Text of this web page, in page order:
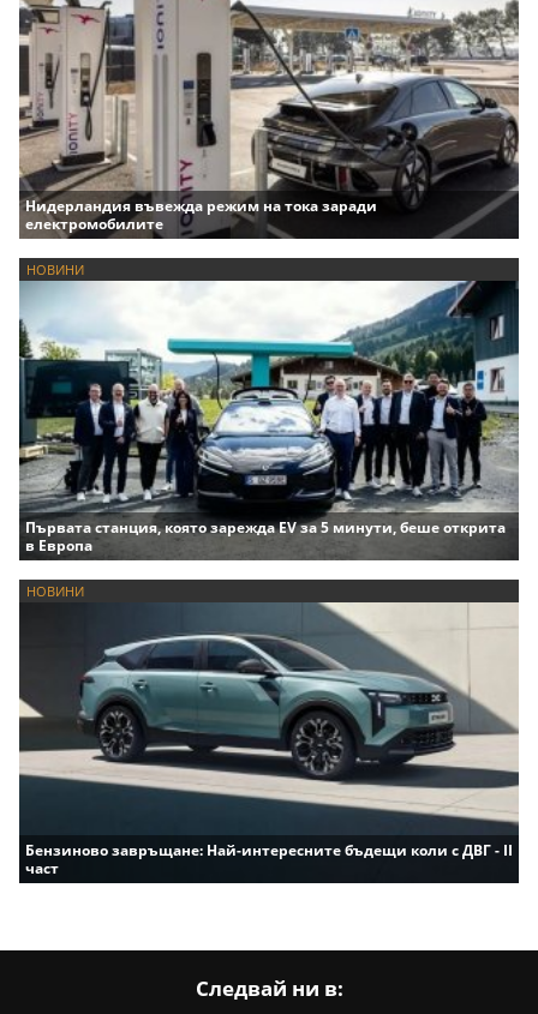
Нидерландия въвежда режим на тока заради
електромобилите
НОВИНИ
Първата станция, която зарежда EV за 5 минути, беше открита
в Европа
НОВИНИ
Бензиново завръщане: Най-интересните бъдещи коли с ДВГ - II
част
Следвай ни в: